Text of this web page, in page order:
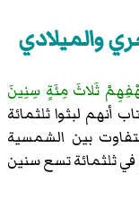
والميلادي
ثَلاثَ مِئَةٍ سِنِينَ
أنهم لبثوا ثلثمائة
بين الشمسية
ثلثمائة تسع سنين